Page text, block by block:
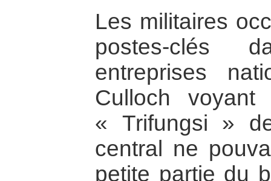
Les militaires
postes-clés
entreprises
Culloch
« Trifungsi »
central ne
petite partie du